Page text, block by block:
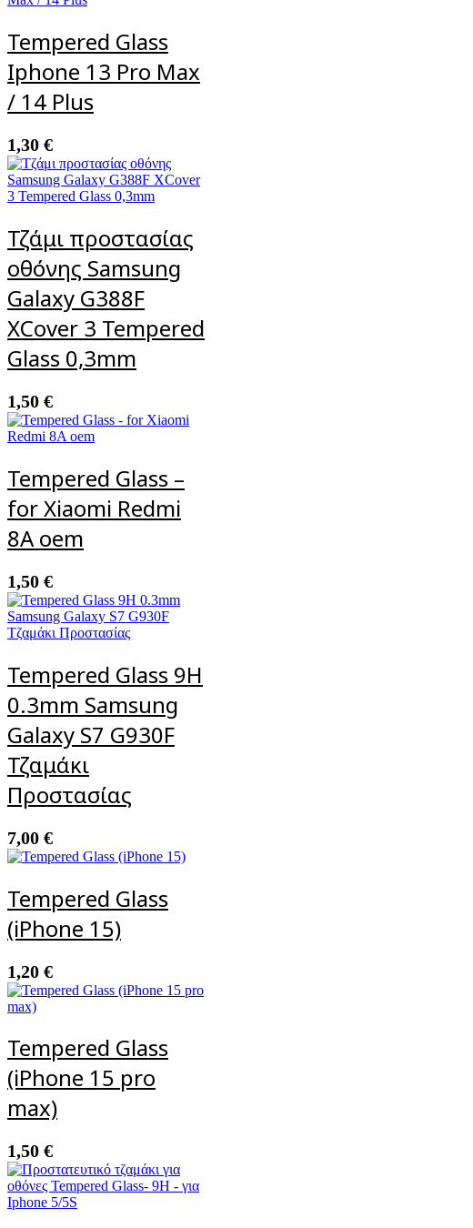
Tempered Glass
Iphone 13 Pro Max
/ 14 Plus
1,30 €
Τζάμι προστασίας
οθόνης Samsung
Galaxy G388F
XCover 3 Tempered
Glass 0,3mm
1,50 €
Tempered Glass –
for Xiaomi Redmi
8A oem
1,50 €
Tempered Glass 9H
0.3mm Samsung
Galaxy S7 G930F
Τζαμάκι
Προστασίας
7,00 €
Tempered Glass
(iPhone 15)
1,20 €
Tempered Glass
(iPhone 15 pro
max)
1,50 €